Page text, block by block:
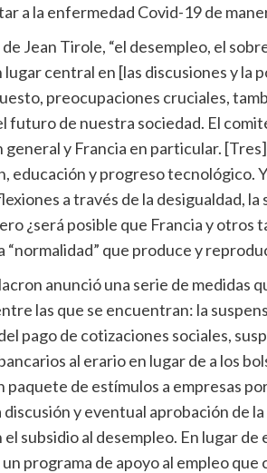
a la enfermedad Covid-19 de
de Jean Tirole, “el desempleo, el
central en [las discusiones y la
preocupaciones cruciales,
futuro de nuestra sociedad. El
general y Francia en particular.
educación y progreso tecnológico.
a través de la desigualdad,
¿será posible que Francia y
“normalidad” que produce y
anunció una serie de medidas
las que se encuentran: la
pago de cotizaciones sociales,
al erario en lugar de a los
paquete de estímulos a empresas
discusión y eventual aprobación de
subsidio al desempleo. En lugar de
un programa de apoyo al empleo